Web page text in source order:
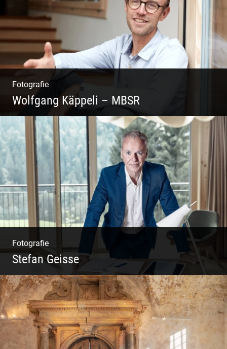
Fotografie
Wolfgang Käppeli – MBSR
Shooting: Achtsamkeitstrainer
Fotografie
Stefan Geisse
Shooting: Trainer und Coach